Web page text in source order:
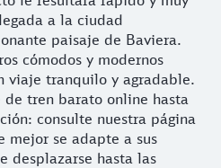
a la ciudad
paisaje de Baviera.
cómodos y modernos
viaje tranquilo y agradable.
tren barato online hasta
consulte nuestra página
mejor se adapte a sus
desplazarse hasta las